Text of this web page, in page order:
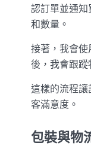
認訂單並通
和數量。
接著，我會
後，我會跟蹤
這樣的流程
客滿意度。
包裝與物